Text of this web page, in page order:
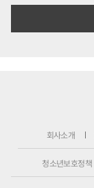
회사소개
청소년보호정책